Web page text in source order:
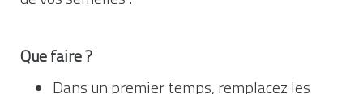
Que faire ?
Dans un premier temps, remplacez les